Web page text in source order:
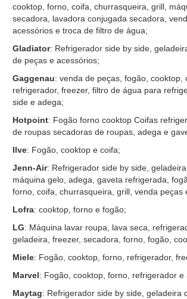
cooktop, forno, coifa, churrasqueira, grill,
secadora, lavadora conjugada secadora,
acessórios e troca de filtro de água;
Gladiator: Refrigerador side by side,
de peças e acessórios;
Gaggenau: venda de peças, fogão, cooktop,
refrigerador, freezer, filtro de água para
side e adega;
Hotpoint: Fogão forno cooktop Coifas
de roupas secadoras de roupas, adega e
Ilve: Fogão, cooktop e coifa;
Jenn-Air: Refrigerador side by side,
máquina gelo, adega, gaveta refrigerada,
forno, coifa, churrasqueira, grill, venda peças
Lofra: cooktop, forno e fogão;
LG: Máquina lavar roupa, lava seca,
geladeira, freezer, secadora, forno, fogão,
Miele: Fogão, cooktop, forno, refrigerador,
Marvel: Fogão, cooktop, forno, refrigerador e
Maytag: Refrigerador side by side, geladeira